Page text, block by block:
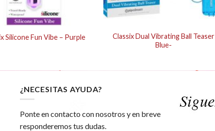
Silicone Fun Vibe – Purple
Classix Dual Vibrating Ball Teaser
Blue-
¿NECESITAS AYUDA?
Ponte en contacto con nosotros y en breve
responderemos tus dudas.